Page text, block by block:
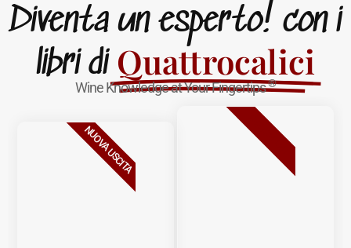
Diventa un esperto! con i
libri di Quattrocalici
Wine Knowledge at Your Fingertips®
NUOVA USCITA BESTSELLER